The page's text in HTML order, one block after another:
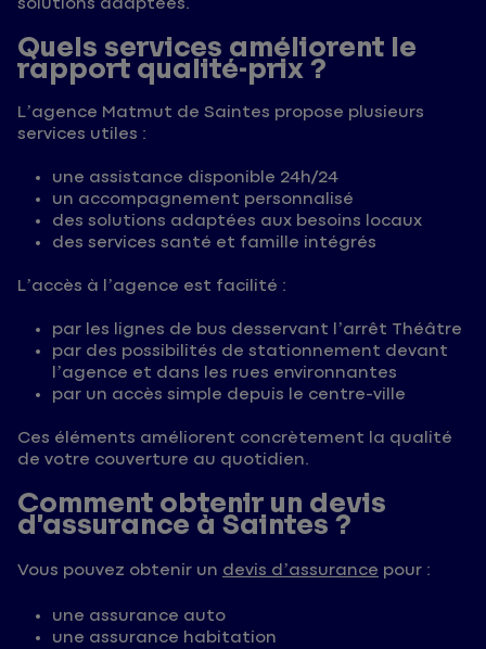
solutions adaptées.
Quels services améliorent le
rapport qualité-prix ?
L’agence Matmut de Saintes propose plusieurs
services utiles :
une assistance disponible 24h/24
un accompagnement personnalisé
des solutions adaptées aux besoins locaux
des services santé et famille intégrés
L’accès à l’agence est facilité :
par les lignes de bus desservant l’arrêt Théâtre
par des possibilités de stationnement devant
l’agence et dans les rues environnantes
par un accès simple depuis le centre-ville
Ces éléments améliorent concrètement la qualité
de votre couverture au quotidien.
Comment obtenir un devis
d’assurance à Saintes ?
Vous pouvez obtenir un devis d’assurance pour :
une assurance auto
une assurance habitation